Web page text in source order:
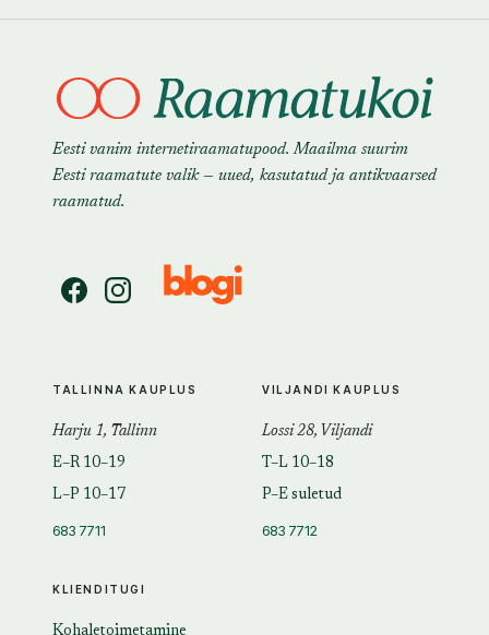
Eesti vanim internetiraamatupood. Maailma suurim
Eesti raamatute valik — uued, kasutatud ja antikvaarsed
raamatud.
KLIENDITUGI
TALLINNA KAUPLUS
Harju 1, Tallinn
E–R 10–19
L–P 10–17
683 7711
VILJANDI KAUPLUS
Lossi 28, Viljandi
T–L 10–18
P–E suletud
683 7712